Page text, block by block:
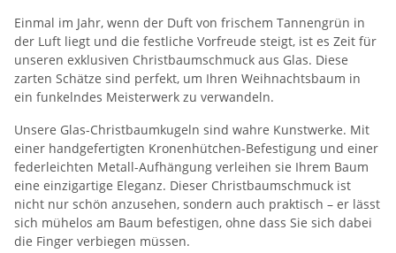
Einmal im Jahr, wenn der Duft von frischem Tannengrün in
der Luft liegt und die festliche Vorfreude steigt, ist es Zeit für
unseren exklusiven Christbaumschmuck aus Glas. Diese
zarten Schätze sind perfekt, um Ihren Weihnachtsbaum in
ein funkelndes Meisterwerk zu verwandeln.
Unsere Glas-Christbaumkugeln sind wahre Kunstwerke. Mit
einer handgefertigten Kronenhütchen-Befestigung und einer
federleichten Metall-Aufhängung verleihen sie Ihrem Baum
eine einzigartige Eleganz. Dieser Christbaumschmuck ist
nicht nur schön anzusehen, sondern auch praktisch – er lässt
sich mühelos am Baum befestigen, ohne dass Sie sich dabei
die Finger verbiegen müssen.